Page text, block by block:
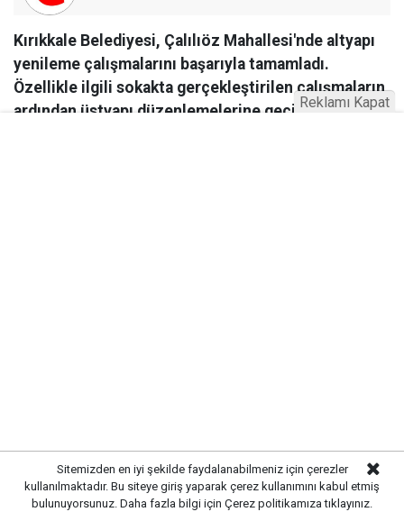
Kırıkkale Belediyesi, Çalılıöz Mahallesi'nde altyapı
yenileme çalışmalarını başarıyla tamamladı.
Özellikle ilgili sokakta gerçekleştirilen çalışmaların
ardından üstyapı düzenlemelerine geçilmesiyle
Sitemizden en iyi şekilde faydalanabilmeniz için çerezler
kullanılmaktadır. Bu siteye giriş yaparak çerez kullanımını kabul etmiş
bulunuyorsunuz. Daha fazla bilgi için Çerez politikamıza tıklayınız.
Reklamı Kapat